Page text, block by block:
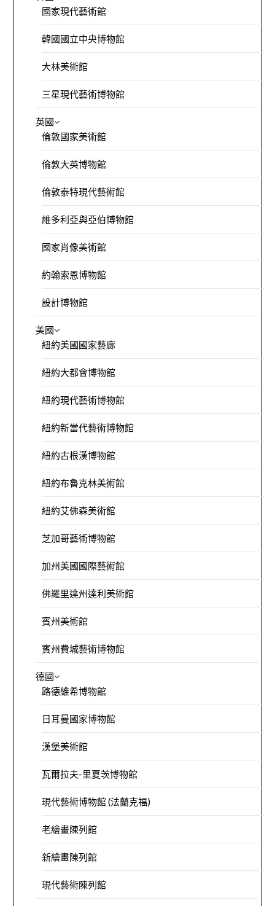
國家現代藝術館
韓國國立中央博物館
大林美術館
三星現代藝術博物館
英國
倫敦國家美術館
倫敦大英博物館
倫敦泰特現代藝術館
維多利亞與亞伯博物館
國家肖像美術館
約翰索恩博物館
設計博物館
美國
紐約美國國家藝廊
紐約大都會博物館
紐約現代藝術博物館
紐約新當代藝術博物館
紐約古根漢博物館
紐約布魯克林美術館
紐約艾佛森美術館
芝加哥藝術博物館
加州美國國際藝術館
佛羅里達州達利美術館
賓州美術館
賓州費城藝術博物館
德國
路德維希博物館
日耳曼國家博物館
漢堡美術館
瓦爾拉夫-里夏茨博物館
現代藝術博物館 (法蘭克福)
老繪畫陳列館
新繪畫陳列館
現代藝術陳列館